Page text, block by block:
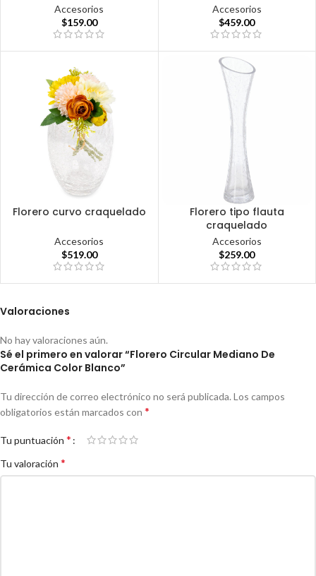
Accesorios
$159.00
Accesorios
$459.00
Florero curvo craquelado
Accesorios
$519.00
Florero tipo flauta
craquelado
Accesorios
$259.00
Valoraciones
No hay valoraciones aún.
Sé el primero en valorar “Florero Circular Mediano De
Cerámica Color Blanco”
Tu dirección de correo electrónico no será publicada. Los campos
obligatorios están marcados con *
Tu puntuación *
Tu valoración *